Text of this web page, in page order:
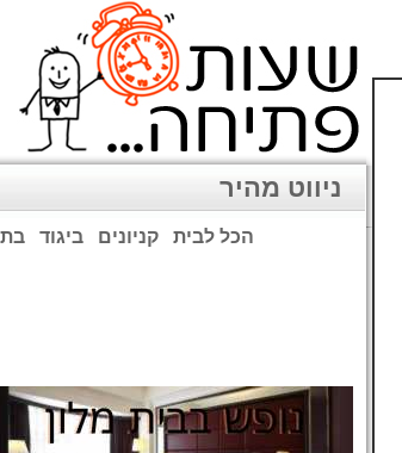
ניווט מהיר
ביגוד קניונים הכל לבית